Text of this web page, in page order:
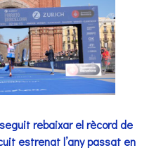
rebaixar el rècord de
estrenat l’any passat en